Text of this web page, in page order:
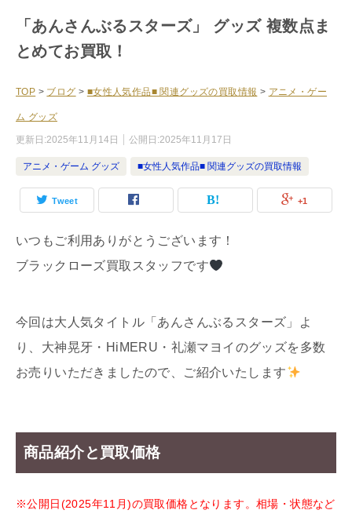
「あんさんぶるスターズ」 グッズ 複数点ま
とめてお買取！
TOP > ブログ > ■女性人気作品■ 関連グッズの買取情報 > アニメ・ゲー
ム グッズ
更新日:2025年11月14日 公開日:2025年11月17日
アニメ・ゲーム グッズ ■女性人気作品■ 関連グッズの買取情報
Tweet +1
いつもご利用ありがとうございます！
ブラックローズ買取スタッフです
今回は大人気タイトル「あんさんぶるスターズ」よ
り、大神晃牙・HiMERU・礼瀬マヨイのグッズを多数
お売りいただきましたので、ご紹介いたします
商品紹介と買取価格
※公開日(2025年11月)の買取価格となります。相場・状態など